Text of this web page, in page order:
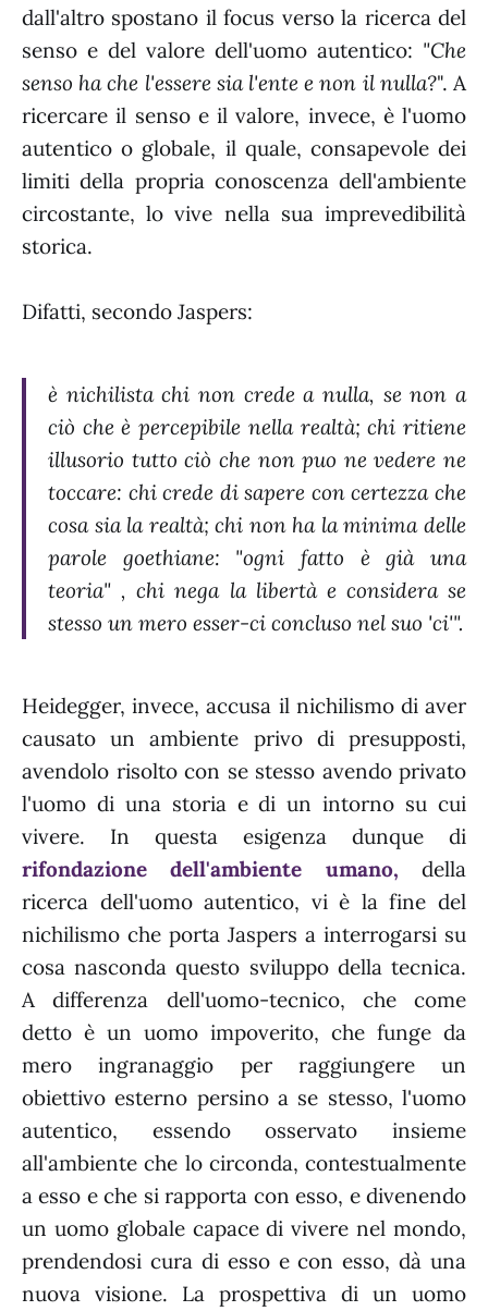
dall'altro spostano il focus verso la ricerca del
senso e del valore dell'uomo autentico: "Che
senso ha che l'essere sia l'ente e non il nulla?". A
ricercare il senso e il valore, invece, è l'uomo
autentico o globale, il quale, consapevole dei
limiti della propria conoscenza dell'ambiente
circostante, lo vive nella sua imprevedibilità
storica.
Difatti, secondo Jaspers:
è nichilista chi non crede a nulla, se non a
ciò che è percepibile nella realtà; chi ritiene
illusorio tutto ciò che non puo ne vedere ne
toccare: chi crede di sapere con certezza che
cosa sia la realtà; chi non ha la minima delle
parole goethiane: "ogni fatto è già una
teoria" , chi nega la libertà e considera se
stesso un mero esser-ci concluso nel suo 'ci'".
Heidegger, invece, accusa il nichilismo di aver
causato un ambiente privo di presupposti,
avendolo risolto con se stesso avendo privato
l'uomo di una storia e di un intorno su cui
vivere. In questa esigenza dunque di
rifondazione dell'ambiente umano, della
ricerca dell'uomo autentico, vi è la fine del
nichilismo che porta Jaspers a interrogarsi su
cosa nasconda questo sviluppo della tecnica.
A differenza dell'uomo-tecnico, che come
detto è un uomo impoverito, che funge da
mero ingranaggio per raggiungere un
obiettivo esterno persino a se stesso, l'uomo
autentico, essendo osservato insieme
all'ambiente che lo circonda, contestualmente
a esso e che si rapporta con esso, e divenendo
un uomo globale capace di vivere nel mondo,
prendendosi cura di esso e con esso, dà una
nuova visione. La prospettiva di un uomo